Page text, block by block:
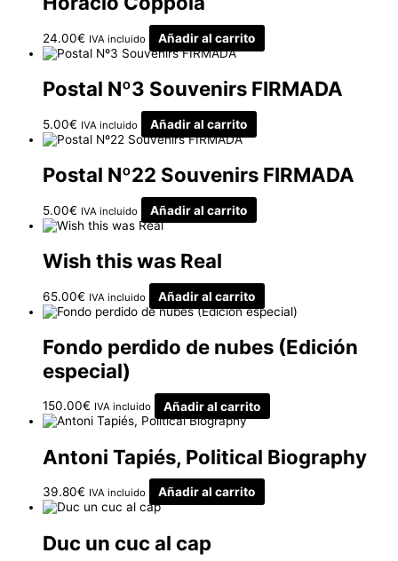
24.00€ IVA incluido Añadir al carrito
Postal Nº3 Souvenirs FIRMADA
5.00€ IVA incluido Añadir al carrito
Postal Nº22 Souvenirs FIRMADA
5.00€ IVA incluido Añadir al carrito
Wish this was Real
65.00€ IVA incluido Añadir al carrito
Fondo perdido de nubes (Edición
especial)
150.00€ IVA incluido Añadir al carrito
Antoni Tapiés, Political Biography
39.80€ IVA incluido Añadir al carrito
Duc un cuc al cap